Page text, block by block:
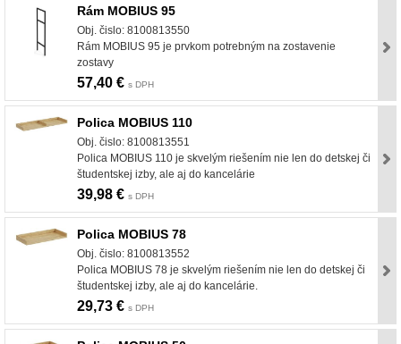
Rám MOBIUS 95
Obj. čislo: 8100813550
Rám MOBIUS 95 je prvkom potrebným na zostavenie
zostavy
57,40 € s DPH
Polica MOBIUS 110
Obj. čislo: 8100813551
Polica MOBIUS 110 je skvelým riešením nie len do detskej či
študentskej izby, ale aj do kancelárie
39,98 € s DPH
Polica MOBIUS 78
Obj. čislo: 8100813552
Polica MOBIUS 78 je skvelým riešením nie len do detskej či
študentskej izby, ale aj do kancelárie.
29,73 € s DPH